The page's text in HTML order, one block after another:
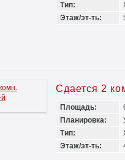
Тип:
Этаж/эт-ть:
Сдается 2
Площадь:
Планировка:
Тип:
Этаж/эт-ть: